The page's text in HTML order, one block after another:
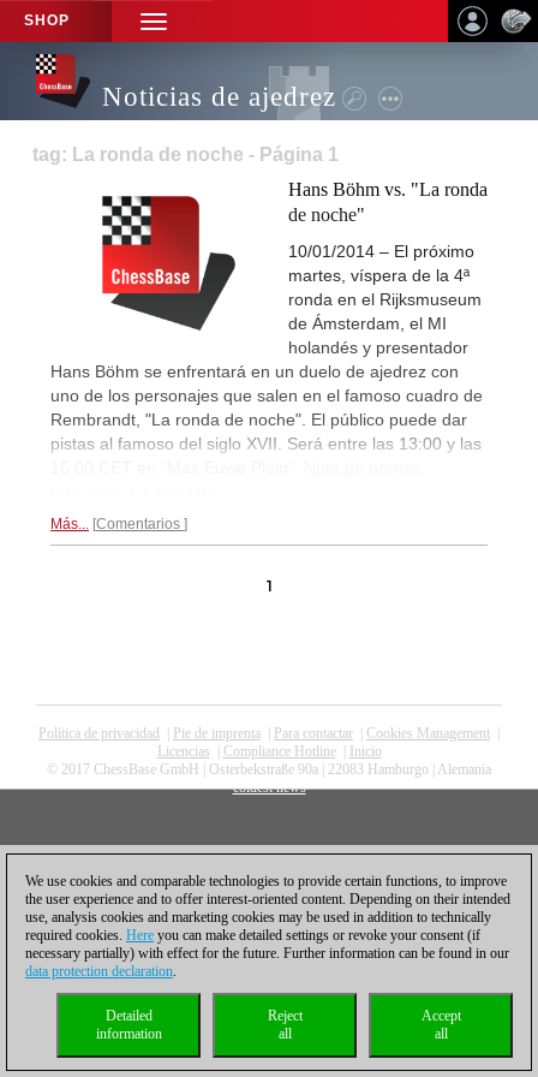
SHOP
TOGGLE
NAVIGATION
Noticias de ajedrez
tag: La ronda de noche - Página 1
Hans Böhm vs. "La ronda
de noche"
10/01/2014 – El próximo
martes, víspera de la 4ª
ronda en el Rijksmuseum
de Ámsterdam, el MI
holandés y presentador
Hans Böhm se enfrentará en un duelo de ajedrez con
uno de los personajes que salen en el famoso cuadro de
Rembrandt, "La ronda de noche". El público puede dar
pistas al famoso del siglo XVII. Será entre las 13:00 y las
Más... Comentarios
1
Política de privacidad Pie de imprenta Para contactar Cookies Management
Licencias
Compliance Hotline|
Inicio
© 2017 ChessBase GmbH | Osterbekstraße 90a | 22083 Hamburgo | Alemania
coldest news
We use cookies and comparable technologies to provide certain functions, to improve
the user experience and to offer interest-oriented content. Depending on their intended
use, analysis cookies and marketing cookies may be used in addition to technically
required cookies. Here you can make detailed settings or revoke your consent (if
necessary partially) with effect for the future. Further information can be found in our
data protection declaration.
Accept
all
Reject
all
Detailed
information